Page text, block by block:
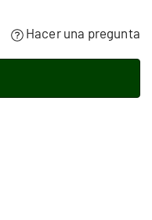
Hacer una pregunta